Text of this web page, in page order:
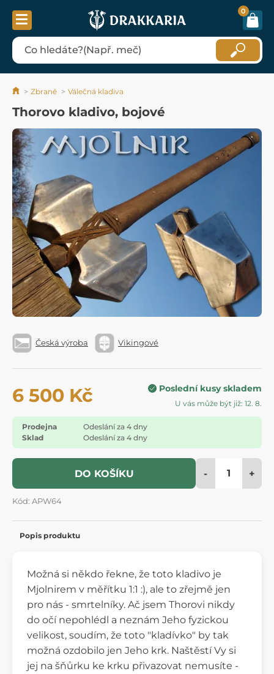
0
Zbraně Válečná kladiva
Thorovo kladivo, bojové
Česká výroba Vikingové
6 500 Kč Poslední kusy skladem
U vás může být již: 12. 8.
Prodejna
Odeslání za 4 dny
Sklad
Odeslání za 4 dny
DO KOŠÍKU - +
Kód: APW64
Popis produktu
Možná si někdo řekne, že toto kladivo je
Mjolnirem v měřítku 1:1 :), ale to zřejmě jen
pro nás - smrtelníky. Ač jsem Thorovi nikdy
do očí nepohlédl a neznám Jeho fyzickou
velikost, soudím, že toto "kladívko" by tak
možná ozdobilo jen Jeho krk. Naštěstí Vy si
jej na šňůrku ke krku přivazovat nemusíte -